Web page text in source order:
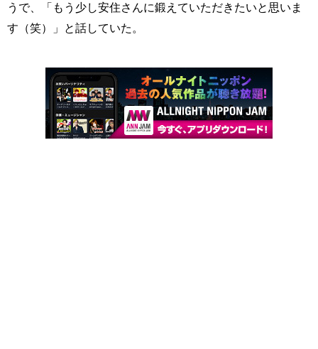
うで、「もう少し安住さんに鍛えていただきたいと思いま
す（笑）」と話していた。